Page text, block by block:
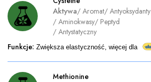
Aktywa/ Aromat/ Antyoksydanty
/ Aminokwasy/ Peptyd
/ Antystatyczny
Funkcje: Zwiększa elastyczność, więcej dla
Methionine